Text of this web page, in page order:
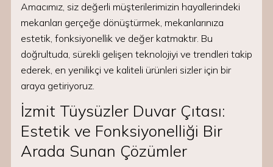
Amacımız, siz değerli müşterilerimizin hayallerindeki
mekanları gerçeğe dönüştürmek, mekanlarınıza
estetik, fonksiyonellik ve değer katmaktır. Bu
doğrultuda, sürekli gelişen teknolojiyi ve trendleri takip
ederek, en yenilikçi ve kaliteli ürünleri sizler için bir
araya getiriyoruz.
İzmit Tüysüzler Duvar Çıtası:
Estetik ve Fonksiyonelliği Bir
Arada Sunan Çözümler